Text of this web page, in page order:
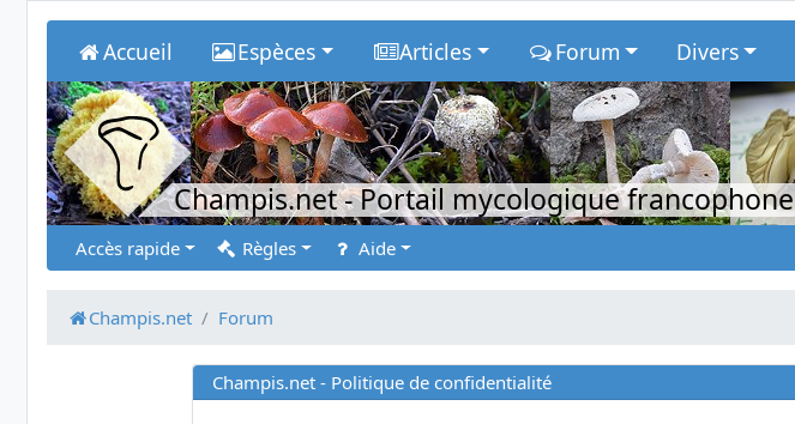
Accueil Espèces Articles Forum Divers
Champis.net- Portail mycologique francophone
Accès rapide Règles Aide
Champis.net Forum
Champis.net - Politique de confidentialité